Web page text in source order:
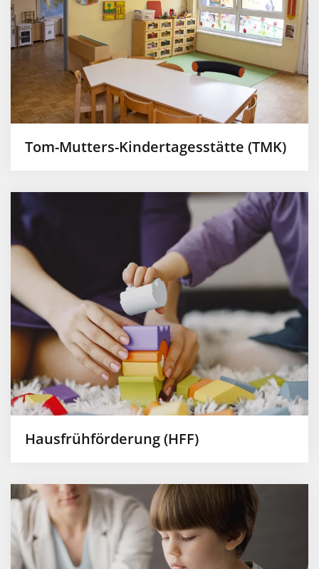
Tom-Mutters-Kindertagesstätte (TMK)
Hausfrühförderung (HFF)